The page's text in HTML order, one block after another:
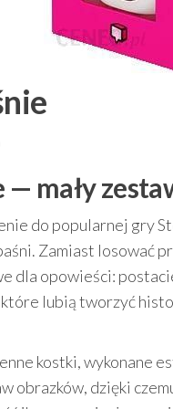
— mały
do popularnej gry
Zamiast losować
opowieści:
lubią tworzyć
kostki, wykonane
obrazków, dzięki